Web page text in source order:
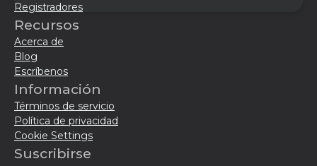
Registradores
Recursos
Acerca de
Blog
Escríbenos
Información
Términos de servicio
Política de privacidad
Cookie Settings
Suscribirse